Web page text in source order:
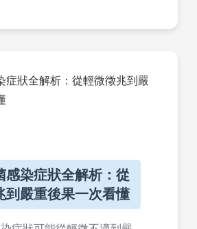
感染症狀全解析：從
到嚴重後果一次看懂